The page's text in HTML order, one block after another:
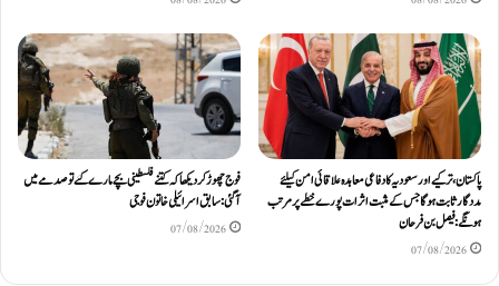
پاکستان، ترکیے اور سعودیہ کا دفاعی معاہدہ علاقائی امن کیلئے
مددگار ثابت ہوگا جس کے مثبت اثرات پورے خطے پر مرتب
ہونگے: فیصل بن فرحان
07/08/2026
فوج چھوڑ کر دیکھا کہ کتنے فلسطینی بچے مارے گئے تو صدمے میں
آگئی: سابق اسرائیلی خاتون فوجی
07/08/2026